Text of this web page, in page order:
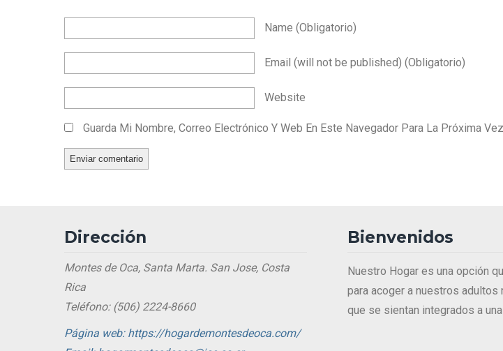
Name (obligatorio)
Email (will not be published) (obligatorio)
Website
Guarda Mi Nombre, Correo Electrónico Y Web En Este Navegador Para La Próxima
Dirección
Montes de Oca, Santa Marta. San Jose, Costa
Rica
Teléfono: (506) 2224-8660
Página web: https://hogardemontesdeoca.com/
Bienvenidos
Nuestro Hogar es una opción
para acoger a nuestros adultos
que se sientan integrados a